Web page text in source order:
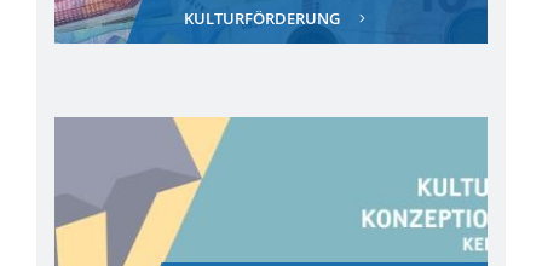
KULTURFÖRDERUNG